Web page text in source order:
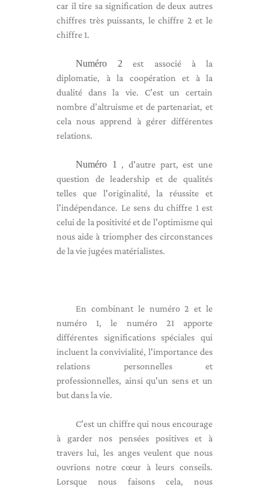
car il tire sa signification de deux autres
chiffres très puissants, le chiffre 2 et le
chiffre 1.
Numéro 2 est associé à la
diplomatie, à la coopération et à la
dualité dans la vie. C’est un certain
nombre d’altruisme et de partenariat, et
cela nous apprend à gérer différentes
relations.
Numéro 1
, d'autre part, est une
question de leadership et de qualités
telles que l'originalité, la réussite et
l'indépendance. Le sens du chiffre 1 est
celui de la positivité et de l'optimisme qui
nous aide à triompher des circonstances
de la vie jugées matérialistes.
En combinant le numéro 2 et le
numéro 1, le numéro 21 apporte
différentes significations spéciales qui
incluent la convivialité, l'importance des
relations personnelles et
professionnelles, ainsi qu'un sens et un
but dans la vie.
C'est un chiffre qui nous encourage
à garder nos pensées positives et à
travers lui, les anges veulent que nous
ouvrions notre cœur à leurs conseils.
Lorsque nous faisons cela, nous